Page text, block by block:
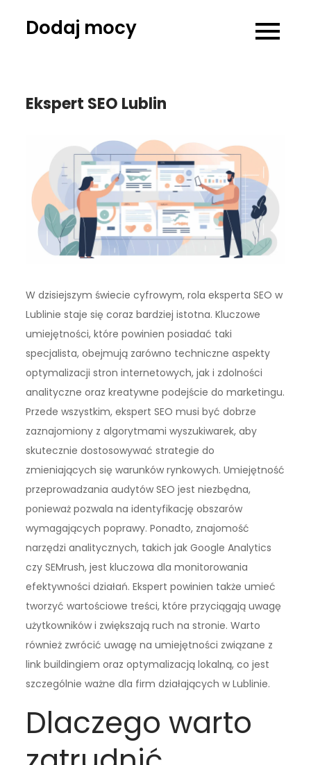
Dodaj mocy
Ekspert SEO Lublin
W dzisiejszym świecie cyfrowym, rola eksperta SEO w
Lublinie staje się coraz bardziej istotna. Kluczowe
umiejętności, które powinien posiadać taki
specjalista, obejmują zarówno techniczne aspekty
optymalizacji stron internetowych, jak i zdolności
analityczne oraz kreatywne podejście do marketingu.
Przede wszystkim, ekspert SEO musi być dobrze
zaznajomiony z algorytmami wyszukiwarek, aby
skutecznie dostosowywać strategie do
zmieniających się warunków rynkowych. Umiejętność
przeprowadzania audytów SEO jest niezbędna,
ponieważ pozwala na identyfikację obszarów
wymagających poprawy. Ponadto, znajomość
narzędzi analitycznych, takich jak Google Analytics
czy SEMrush, jest kluczowa dla monitorowania
efektywności działań. Ekspert powinien także umieć
tworzyć wartościowe treści, które przyciągają uwagę
użytkowników i zwiększają ruch na stronie. Warto
również zwrócić uwagę na umiejętności związane z
link buildingiem oraz optymalizacją lokalną, co jest
szczególnie ważne dla firm działających w Lublinie.
Dlaczego warto